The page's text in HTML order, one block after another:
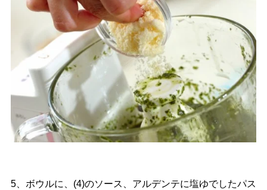
5、ボウルに、(4)のソース、アルデンテに塩ゆでしたパス